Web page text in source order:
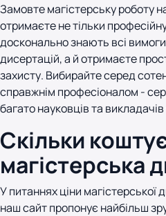
Замовте магістерську роботу
отримаєте не тільки
досконально знають всі
дисертацій, а й отримаєте
захисту. Вибирайте серед
справжнім професіоналом -
багато науковців та викладачів
Скільки
магістерська
У питаннях ціни магістерської
наш сайт пропонує найбільш